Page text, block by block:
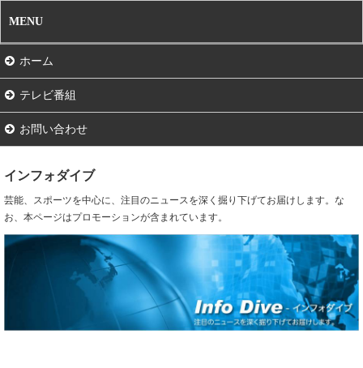
MENU
ホーム
テレビ番組
お問い合わせ
インフォダイブ
芸能、スポーツを中心に、注目のニュースを深く掘り下げてお届けします。な
お、本ページはプロモーションが含まれています。